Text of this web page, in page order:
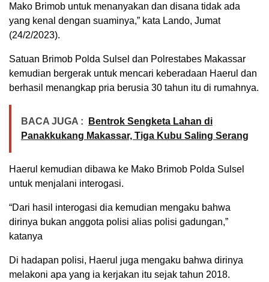
Mako Brimob untuk menanyakan dan disana tidak ada
yang kenal dengan suaminya,” kata Lando, Jumat
(24/2/2023).
Satuan Brimob Polda Sulsel dan Polrestabes Makassar
kemudian bergerak untuk mencari keberadaan Haerul dan
berhasil menangkap pria berusia 30 tahun itu di rumahnya.
BACA JUGA :
Bentrok Sengketa Lahan di
Panakkukang Makassar, Tiga Kubu Saling Serang
Haerul kemudian dibawa ke Mako Brimob Polda Sulsel
untuk menjalani interogasi.
“Dari hasil interogasi dia kemudian mengaku bahwa
dirinya bukan anggota polisi alias polisi gadungan,”
katanya
Di hadapan polisi, Haerul juga mengaku bahwa dirinya
melakoni apa yang ia kerjakan itu sejak tahun 2018.